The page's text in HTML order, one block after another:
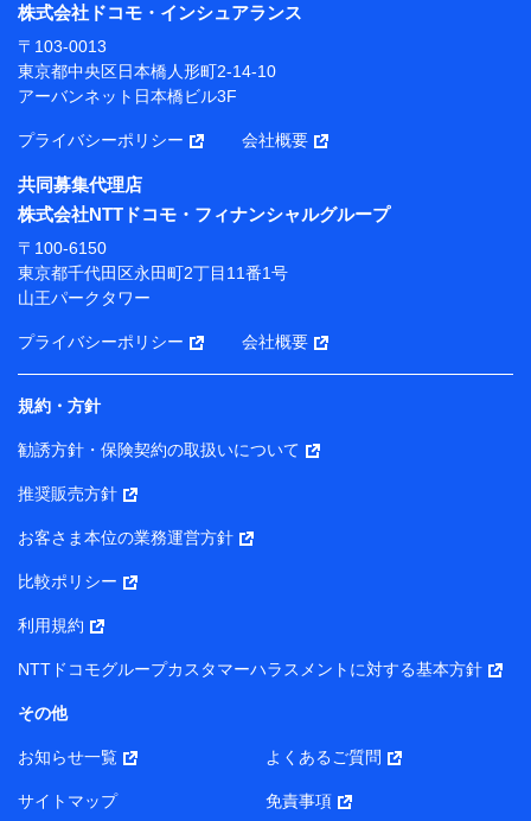
当社または株式会社NTTドコモ・フィナンシャルグルー
プが提供する保険関連サービスにおけるユーザー登録受
付および管理のため
当社または株式会社NTTドコモ・フィナンシャルグルー
携会社の保険その他に関する情報を提供するため、また
維持管理等の委託業務遂行のため、またそれらに付帯、
関連する当社または株式会社NTTドコモ・フィナンシャ
ルグループおよび提携会社のサービスを案内、提供する
ため
（各サービスで取得したサービス利用履歴、ウェブサイ
トの閲覧履歴、購買履歴、ご契約内容等のパーソナルデ
ータを分析して、お客さまの趣味・嗜好・傾向に応じた
サービス・商品等に関するご提案や広告の配信等を行う
ことがあります。）
各種セミナーの開催のため
コンサルティングサービスの実施のため
アンケートやキャンペーン等の実施のため
上記に係る案内・手続き・管理等付帯業務を行うため
所・代表者名】
り）
株式会社NTTドコモ・フィナンシャルグループ 代表取締役
社長 廣井 孝史
東京都中央区日本橋人形町2-14-10 アーバンネット日本橋
株式会社ドコモ・インシュアランス 代表取締役社長 吉
村 忠義
株式会社ドコモ・インシュアランス
〒103-0013
東京都中央区日本橋人形町2-14-10
アーバンネット日本橋ビル3F
プライバシーポリシー 会社概要
共同募集代理店
株式会社NTTドコモ・フィナンシャルグループ
〒100-6150
東京都千代田区永田町2丁目11番1号
山王パークタワー
プライバシーポリシー 会社概要
規約・方針
勧誘方針・保険契約の取扱いについて
推奨販売方針
お客さま本位の業務運営方針
比較ポリシー
利用規約
NTTドコモグループカスタマーハラスメントに対する基本方針
その他
お知らせ一覧 よくあるご質問
サイトマップ 免責事項